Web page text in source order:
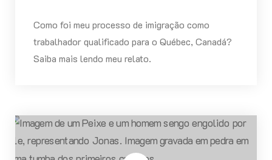
Como foi meu processo de imigração como
trabalhador qualificado para o Québec, Canadá?
Saiba mais lendo meu relato.